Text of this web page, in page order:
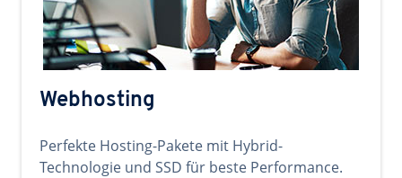
Webhosting
Perfekte Hosting-Pakete mit Hybrid-
Technologie und SSD für beste Performance.